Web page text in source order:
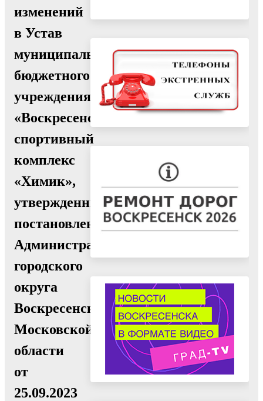
изменений
в Устав
муниципального
бюджетного
учреждения
«Воскресенский
спортивный
комплекс
«Химик»,
утвержденный
постановлением
Администрации
городского
округа
Воскресенск
Московской
области
от
25.09.2023